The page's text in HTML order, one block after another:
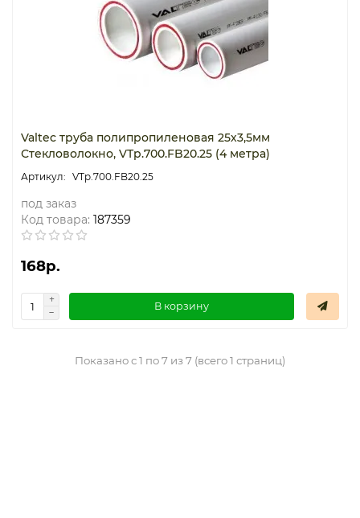
Valtec труба полипропиленовая 25х3,5мм
Стекловолокно, VTp.700.FB20.25 (4 метра)
VTp.700.FB20.25
под заказ
Код товара: 187359
168р.
В корзину
Показано с 1 по 7 из 7 (всего 1 страниц)